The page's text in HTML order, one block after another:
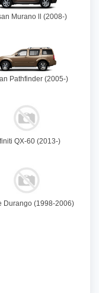
Murano ll (2008-)
Pathfinder (2005-)
QX-60 (2013-)
Durango (1998-2006)